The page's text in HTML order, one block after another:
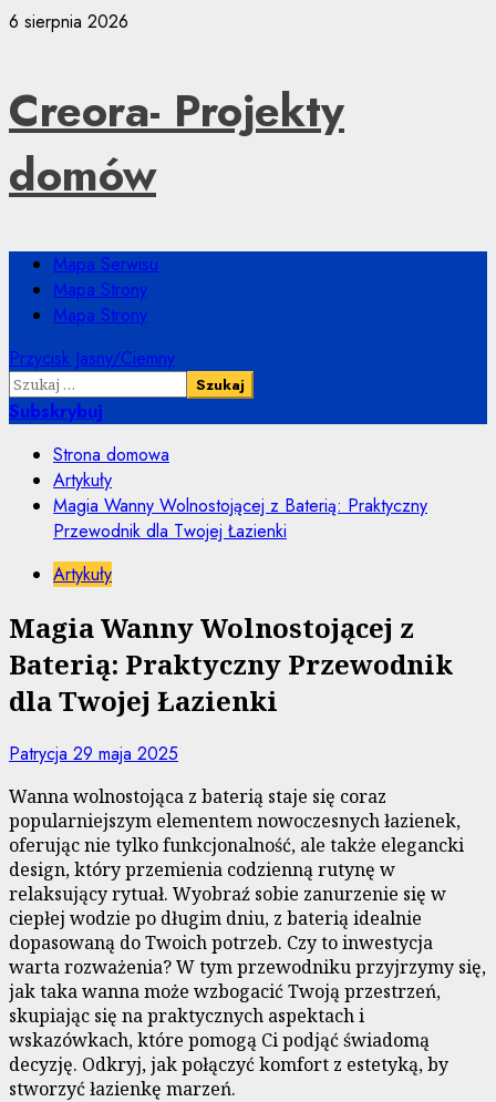
Przejdź
6 sierpnia 2026
Creora- Projekty
domów
Menu
główne
Mapa Serwisu
Mapa Strony
Mapa Strony
Przycisk Jasny/Ciemny
Szukaj:
Subskrybuj
Strona domowa
Artykuły
Magia Wanny Wolnostojącej z Baterią: Praktyczny
Przewodnik dla Twojej Łazienki
Artykuły
Magia Wanny Wolnostojącej z
Baterią: Praktyczny Przewodnik
dla Twojej Łazienki
Patrycja 29 maja 2025
Wanna wolnostojąca z baterią staje się coraz
popularniejszym elementem nowoczesnych łazienek,
oferując nie tylko funkcjonalność, ale także elegancki
design, który przemienia codzienną rutynę w
relaksujący rytuał. Wyobraź sobie zanurzenie się w
ciepłej wodzie po długim dniu, z baterią idealnie
dopasowaną do Twoich potrzeb. Czy to inwestycja
warta rozważenia? W tym przewodniku przyjrzymy się,
jak taka wanna może wzbogacić Twoją przestrzeń,
skupiając się na praktycznych aspektach i
wskazówkach, które pomogą Ci podjąć świadomą
decyzję. Odkryj, jak połączyć komfort z estetyką, by
stworzyć łazienkę marzeń.